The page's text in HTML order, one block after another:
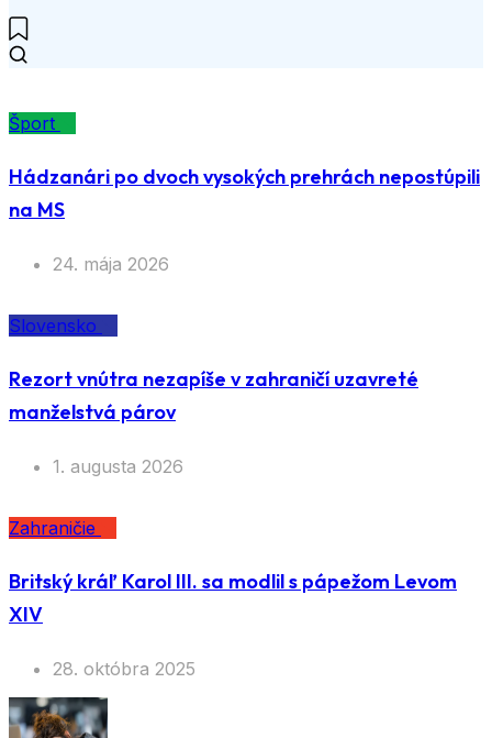
Šport
Hádzanári po dvoch vysokých prehrách nepostúpili
na MS
24. mája 2026
Slovensko
Rezort vnútra nezapíše v zahraničí uzavreté
manželstvá párov
1. augusta 2026
Zahraničie
Britský kráľ Karol III. sa modlil s pápežom Levom
XIV
28. októbra 2025